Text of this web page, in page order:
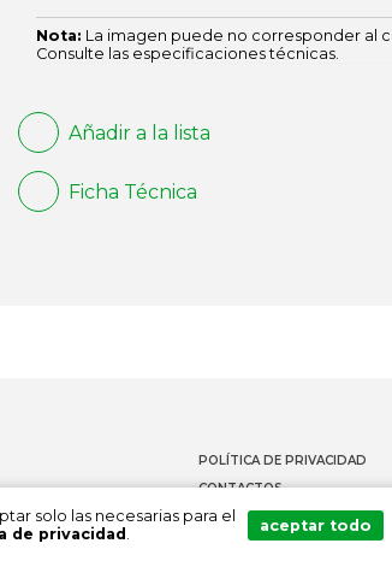
Nota: La imagen puede no corresponder al
Consulte las especificaciones técnicas.
Añadir a la lista
Ficha Técnica
POLÍTICA DE PRIVACIDAD
CONTACTOS
CANAL DE DENUNCIANTES
solo las necesarias para el
de privacidad . aceptar todo